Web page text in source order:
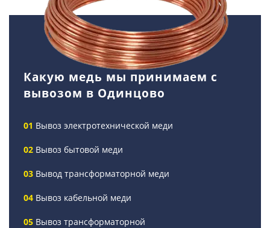
Какую медь мы принимаем с
вывозом в Одинцово
Вывоз электротехнической меди
Вывоз бытовой меди
Вывод трансформаторной меди
Вывоз кабельной меди
Вывоз трансформаторной